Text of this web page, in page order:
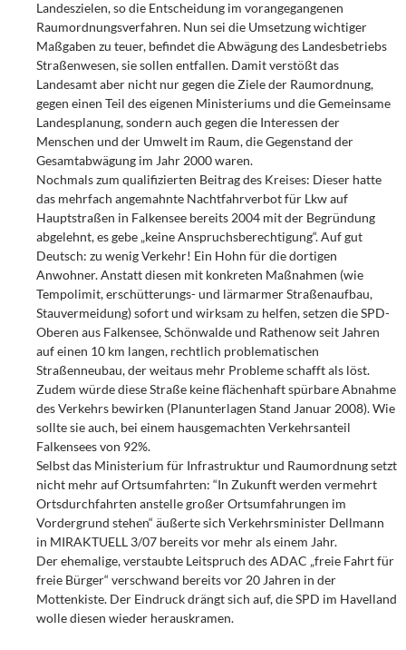
Landeszielen, so die Entscheidung im vorangegangenen
Raumordnungsverfahren. Nun sei die Umsetzung wichtiger
Maßgaben zu teuer, befindet die Abwägung des Landesbetriebs
Straßenwesen, sie sollen entfallen. Damit verstößt das
Landesamt aber nicht nur gegen die Ziele der Raumordnung,
gegen einen Teil des eigenen Ministeriums und die Gemeinsame
Landesplanung, sondern auch gegen die Interessen der
Menschen und der Umwelt im Raum, die Gegenstand der
Gesamtabwägung im Jahr 2000 waren.
Nochmals zum qualifizierten Beitrag des Kreises: Dieser hatte
das mehrfach angemahnte Nachtfahrverbot für Lkw auf
Hauptstraßen in Falkensee bereits 2004 mit der Begründung
abgelehnt, es gebe „keine Anspruchsberechtigung“. Auf gut
Deutsch: zu wenig Verkehr! Ein Hohn für die dortigen
Anwohner. Anstatt diesen mit konkreten Maßnahmen (wie
Tempolimit, erschütterungs- und lärmarmer Straßenaufbau,
Stauvermeidung) sofort und wirksam zu helfen, setzen die SPD-
Oberen aus Falkensee, Schönwalde und Rathenow seit Jahren
auf einen 10 km langen, rechtlich problematischen
Straßenneubau, der weitaus mehr Probleme schafft als löst.
Zudem würde diese Straße keine flächenhaft spürbare Abnahme
des Verkehrs bewirken (Planunterlagen Stand Januar 2008). Wie
sollte sie auch, bei einem hausgemachten Verkehrsanteil
Falkensees von 92%.
Selbst das Ministerium für Infrastruktur und Raumordnung setzt
nicht mehr auf Ortsumfahrten: “In Zukunft werden vermehrt
Ortsdurchfahrten anstelle großer Ortsumfahrungen im
Vordergrund stehen“ äußerte sich Verkehrsminister Dellmann
in MIRAKTUELL 3/07 bereits vor mehr als einem Jahr.
Der ehemalige, verstaubte Leitspruch des ADAC „freie Fahrt für
freie Bürger“ verschwand bereits vor 20 Jahren in der
Mottenkiste. Der Eindruck drängt sich auf, die SPD im Havelland
wolle diesen wieder herauskramen.